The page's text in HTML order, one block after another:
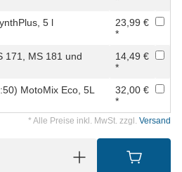
5 l
23,99 €
*
171, MS 181 und
14,49 €
*
MotoMix Eco, 5L
32,00 €
*
* Alle Preise inkl. MwSt. zzgl. Versand